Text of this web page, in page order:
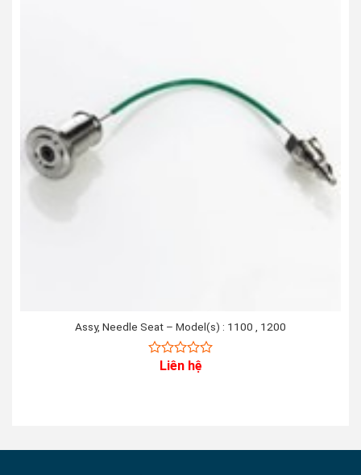
Assy, Needle Seat – Model(s) : 1100 , 1200
Liên hệ